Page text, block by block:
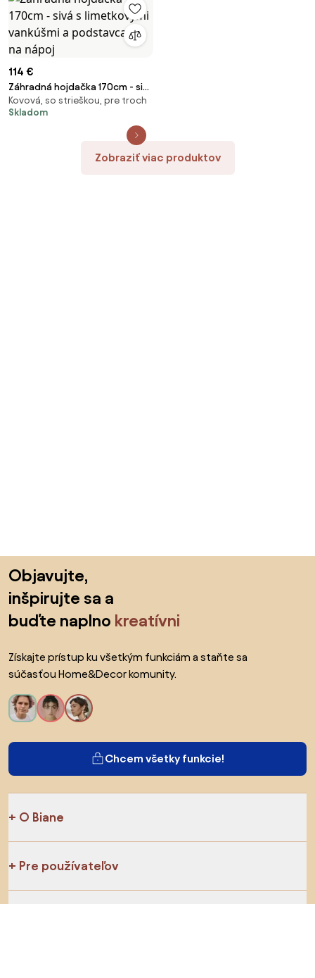
114 €
Záhradná hojdačka 170cm - sivá
s limetkovými vankúšmi a
podstavcami na nápoj
Kovová, so strieškou, pre troch
Skladom
Zobraziť viac produktov
Objavujte,
inšpirujte sa a
buďte naplno kreatívni
Získajte prístup ku všetkým funkciám a staňte sa
súčasťou Home&Decor komunity.
Chcem všetky funkcie!
O Biane
Pre používateľov